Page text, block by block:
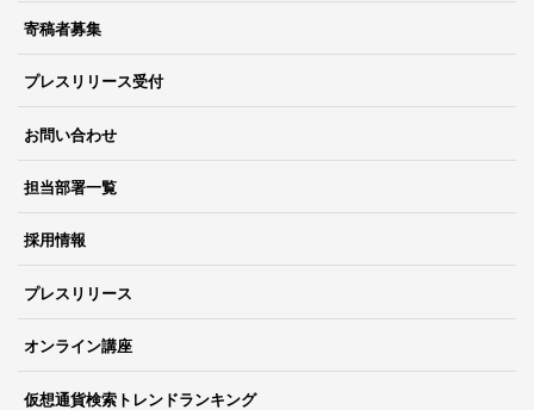
寄稿者募集
プレスリリース受付
お問い合わせ
担当部署一覧
採用情報
プレスリリース
オンライン講座
仮想通貨検索トレンドランキング